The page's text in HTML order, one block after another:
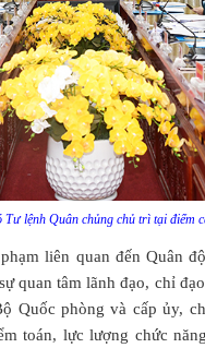
lệnh Quân chủng chủ trì tại điểm
liên quan đến Quân
quan tâm lãnh đạo, chỉ
Quốc phòng và cấp ủy,
toán, lực lượng chức